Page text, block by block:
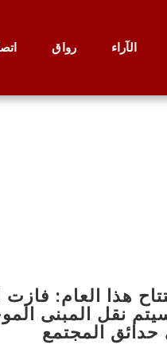
الآراء رواق
هذا العام: فازت
نقل المبنى